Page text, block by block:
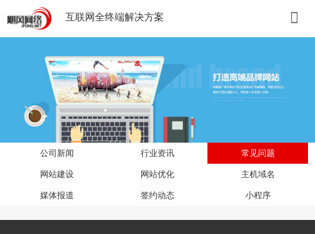
互联网全终端解决方案
公司新闻 行业资讯 常见问题
网站建设 网站优化 主机域名
媒体报道 签约动态 小程序